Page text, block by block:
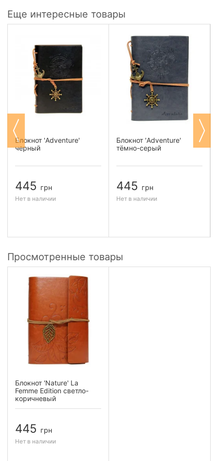
Еще интересные товары
Блокнот 'Adventure'
черный
445 грн
Нет в наличии
Блокнот 'Adventure'
тёмно-серый
445 грн
Нет в наличии
Просмотренные товары
Блокнот 'Nature' La
Femme Edition светло-
коричневый
445 грн
Нет в наличии